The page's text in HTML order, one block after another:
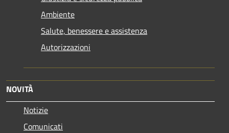
Ambiente
Salute, benessere e assistenza
Autorizzazioni
NOVITÀ
Notizie
Comunicati